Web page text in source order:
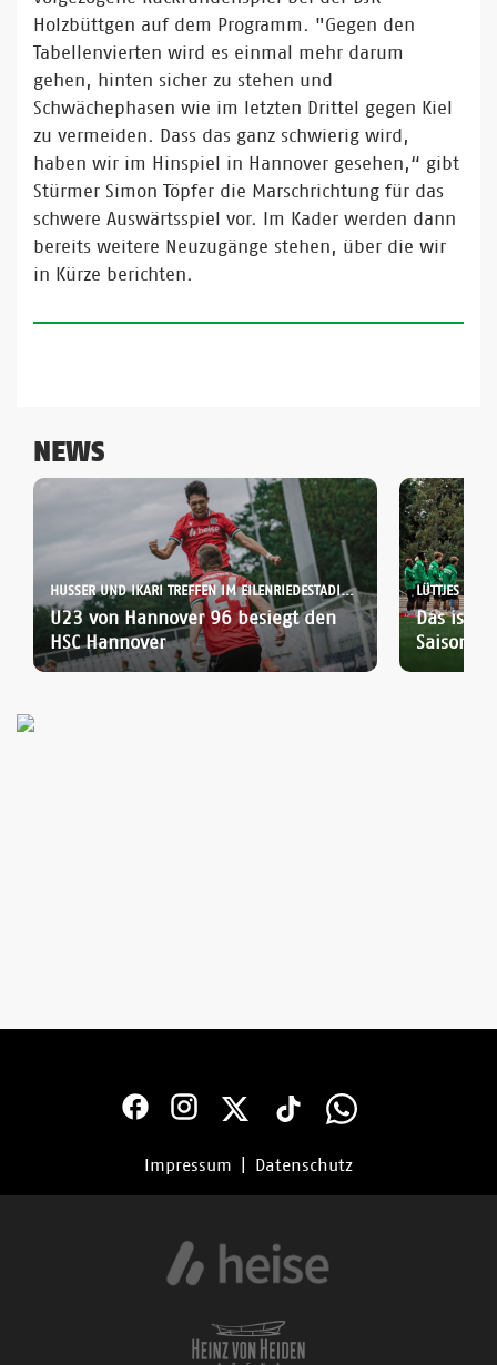
Holzbüttgen auf dem Programm. "Gegen den
Tabellenvierten wird es einmal mehr darum
gehen, hinten sicher zu stehen und
Schwächephasen wie im letzten Drittel gegen Kiel
zu vermeiden. Dass das ganz schwierig wird,
haben wir im Hinspiel in Hannover gesehen,“ gibt
Stürmer Simon Töpfer die Marschrichtung für das
schwere Auswärtsspiel vor. Im Kader werden dann
bereits weitere Neuzugänge stehen, über die wir
in Kürze berichten.
NEWS
HUSSER UND IKARI TREFFEN IM EILENRIEDESTADION:
U23 von Hannover 96 besiegt den
HSC Hannover
LÜTTJES VOM
Das ist
Impressum Datenschutz